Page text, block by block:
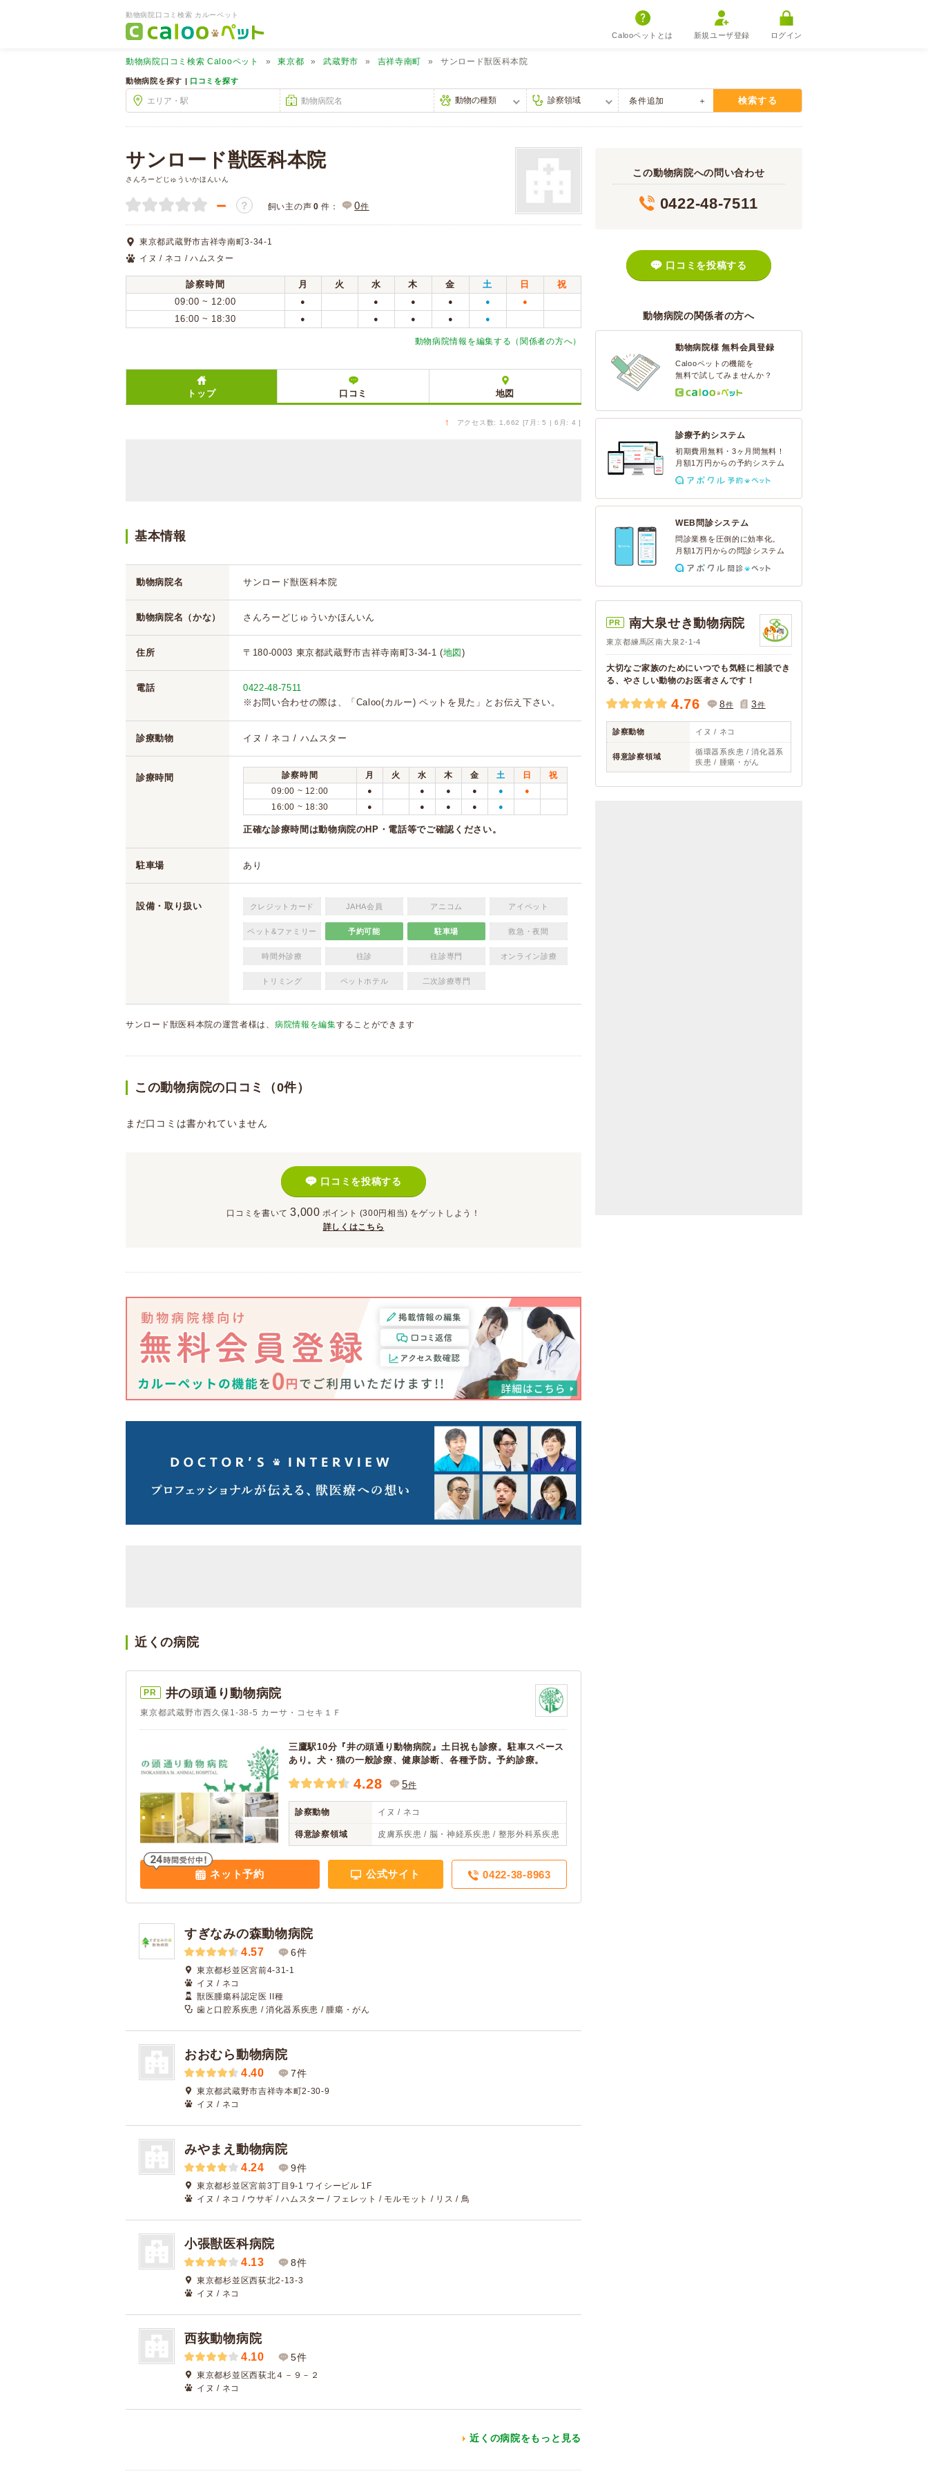
動物病院口コミ検索 カルーペット
Calooペットとは 新規ユーザ登録 ログイン
動物病院口コミ検索 Calooペット 東京都 武蔵野市 吉祥寺南町 サンロード獣医科本院
動物病院を探す | 口コミを探す
条件追加 検索する
サンロード獣医科本院
さんろーどじゅういかほんいん
－ ？ 飼い主の声 0 件： 0件
東京都武蔵野市吉祥寺南町3-34-1
イヌ / ネコ / ハムスター
診察時間 月 火 水 木 金 土 日
祝
09:00 ~ 12:00
● ● ● ● ● ●
16:00 ~ 18:30 ● ● ● ● ●
動物病院情報を編集する（関係者の方へ）
トップ 口コミ 地図
↑ アクセス数: 1,662 [7月: 5 | 6月: 4 ]
基本情報
動物病院名 サンロード獣医科本院
動物病院名（かな） さんろーどじゅういかほんいん
住所 〒180-0003 東京都武蔵野市吉祥寺南町3-34-1 (地図 )
電話
0422-48-7511
※お問い合わせの際は、「Caloo(カルー) ペットを見た」とお伝え下さい。
診療動物 イヌ / ネコ / ハムスター
診療時間 診察時間 月 火 水 木 金 土 日
祝
09:00 ~ 12:00
● ● ● ● ● ●
16:00 ~ 18:30 ● ● ● ● ●
正確な診療時間は動物病院のHP・電話等でご確認ください。
駐車場 あり
設備・取り扱い クレジットカード JAHA会員 アニコム アイペット
ペット&ファミリー 予約可能 駐車場 救急・夜間
時間外診療 往診 往診専門 オンライン診療
トリミング ペットホテル 二次診療専門
サンロード獣医科本院の運営者様は、 病院情報を編集することができます
この動物病院の口コミ（0件）
まだ口コミは書かれていません
口コミを投稿する
口コミを書いて 3,000 ポイント (300円相当) をゲットしよう！
詳しくはこちら
近くの病院
PR 井の頭通り動物病院
東京都武蔵野市西久保1-38-5 カーサ・コセキ１Ｆ
三鷹駅10分『井の頭通り動物病院』土日祝も診療。駐車スペース
あり。犬・猫の一般診療、健康診断、各種予防。予約診療。
4.28 5件
診察動物 イヌ / ネコ
得意診察領域 皮膚系疾患 / 脳・神経系疾患 / 整形外科系疾患
ネット予約 公式サイト 0422-38-8963
すぎなみの森動物病院
4.57 6件
東京都杉並区宮前4-31-1
イヌ / ネコ
獣医腫瘍科認定医 II種
歯と口腔系疾患 / 消化器系疾患 / 腫瘍・がん
おおむら動物病院
4.40 7件
東京都武蔵野市吉祥寺本町2-30-9
イヌ / ネコ
みやまえ動物病院
4.24 9件
東京都杉並区宮前3丁目9-1 ワイシービル 1F
イヌ / ネコ / ウサギ / ハムスター / フェレット / モルモット / リス / 鳥
小張獣医科病院
4.13 8件
東京都杉並区西荻北2-13-3
イヌ / ネコ
西荻動物病院
4.10 5件
東京都杉並区西荻北４－９－２
イヌ / ネコ
近くの病院をもっと見る
この動物病院への問い合わせ
0422-48-7511
口コミを投稿する
動物病院の関係者の方へ
動物病院様 無料会員登録
Calooペットの機能を
無料で試してみませんか？
診療予約システム
初期費用無料・3ヶ月間無料！
月額1万円からの予約システム
WEB問診システム
問診業務を圧倒的に効率化。
月額1万円からの問診システム
PR 南大泉せき動物病院
東京都練馬区南大泉2-1-4
大切なご家族のためにいつでも気軽に相談でき
る、やさしい動物のお医者さんです！
4.76 8件 3件
診察動物 イヌ / ネコ
得意診察領域
循環器系疾患 / 消化器系
疾患 / 腫瘍・がん